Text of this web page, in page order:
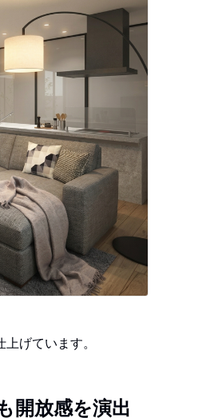
げています。
開放感を演出